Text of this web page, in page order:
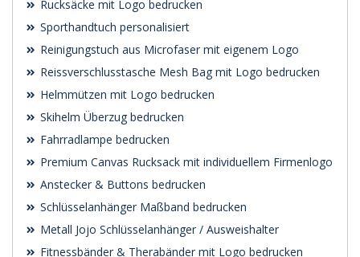
Rucksäcke mit Logo bedrucken
Sporthandtuch personalisiert
Reinigungstuch aus Microfaser mit eigenem Logo
Reissverschlusstasche Mesh Bag mit Logo bedrucken
Helmmützen mit Logo bedrucken
Skihelm Überzug bedrucken
Fahrradlampe bedrucken
Premium Canvas Rucksack mit individuellem Firmenlogo
Anstecker & Buttons bedrucken
Schlüsselanhänger Maßband bedrucken
Metall Jojo Schlüsselanhänger / Ausweishalter
Fitnessbänder & Therabänder mit Logo bedrucken